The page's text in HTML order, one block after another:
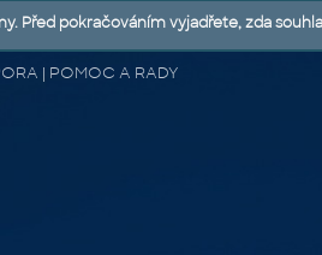
| POMOC A RADY
Před pokračováním vyjadřete, zda